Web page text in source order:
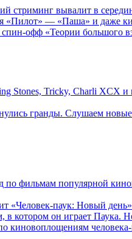
стриминг вывалит в
«Пилот» — «Паша» и даже
офф «Теории большого
Stones, Tricky, Charli XCX и
гранды. Слушаем
по фильмам популярной
«Человек-паук: Новый
котором он играет Паука.
киновоплощениям человека-